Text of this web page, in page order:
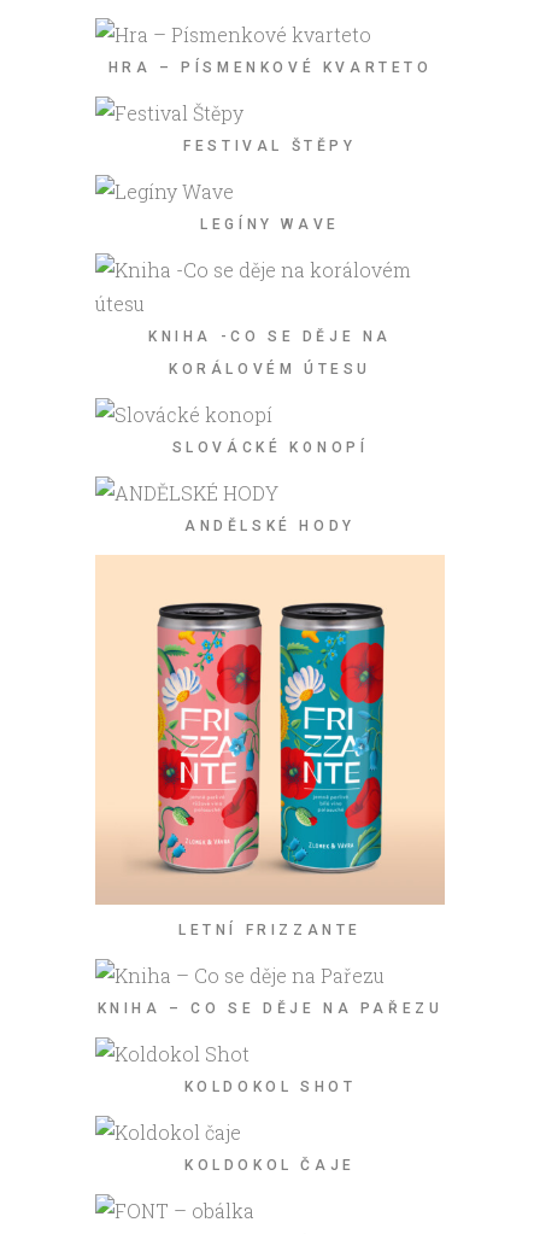
HRA – PÍSMENKOVÉ KVARTETO
FESTIVAL ŠTĚPY
LEGÍNY WAVE
KNIHA -CO SE DĚJE NA
KORÁLOVÉM ÚTESU
SLOVÁCKÉ KONOPÍ
ANDĚLSKÉ HODY
LETNÍ FRIZZANTE
KNIHA – CO SE DĚJE NA PAŘEZU
KOLDOKOL SHOT
KOLDOKOL ČAJE